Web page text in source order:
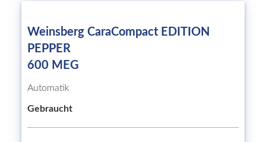
Weinsberg CaraCompact EDITION
PEPPER
600 MEG
Automatik
Gebraucht